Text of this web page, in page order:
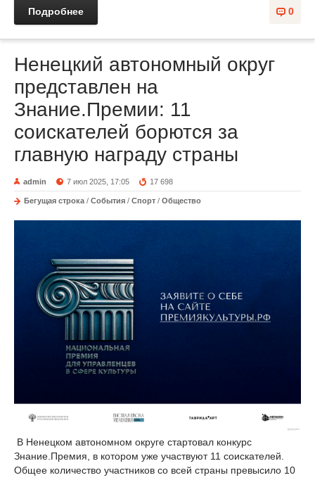
0
Подробнее
Ненецкий автономный округ
представлен на
Знание.Премии: 11
соискателей борются за
главную награду страны
admin 7 июл 2025, 17:05 17 698
Бегущая строка / События / Спорт / Общество
В Ненецком автономном округе стартовал конкурс
Знание.Премия, в котором уже участвуют 11 соискателей.
Общее количество участников со всей страны превысило 10